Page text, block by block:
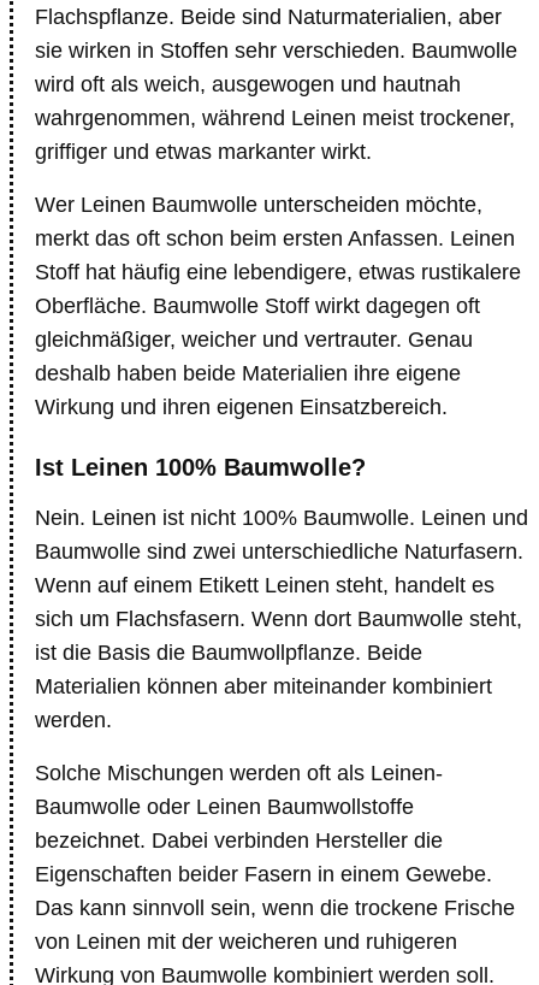
Flachspflanze. Beide sind Naturmaterialien, aber
sie wirken in Stoffen sehr verschieden. Baumwolle
wird oft als weich, ausgewogen und hautnah
wahrgenommen, während Leinen meist trockener,
griffiger und etwas markanter wirkt.
Wer Leinen Baumwolle unterscheiden möchte,
merkt das oft schon beim ersten Anfassen. Leinen
Stoff hat häufig eine lebendigere, etwas rustikalere
Oberfläche. Baumwolle Stoff wirkt dagegen oft
gleichmäßiger, weicher und vertrauter. Genau
deshalb haben beide Materialien ihre eigene
Wirkung und ihren eigenen Einsatzbereich.
Ist Leinen 100% Baumwolle?
Nein. Leinen ist nicht 100% Baumwolle. Leinen und
Baumwolle sind zwei unterschiedliche Naturfasern.
Wenn auf einem Etikett Leinen steht, handelt es
sich um Flachsfasern. Wenn dort Baumwolle steht,
ist die Basis die Baumwollpflanze. Beide
Materialien können aber miteinander kombiniert
werden.
Solche Mischungen werden oft als Leinen-
Baumwolle oder Leinen Baumwollstoffe
bezeichnet. Dabei verbinden Hersteller die
Eigenschaften beider Fasern in einem Gewebe.
Das kann sinnvoll sein, wenn die trockene Frische
von Leinen mit der weicheren und ruhigeren
Wirkung von Baumwolle kombiniert werden soll.